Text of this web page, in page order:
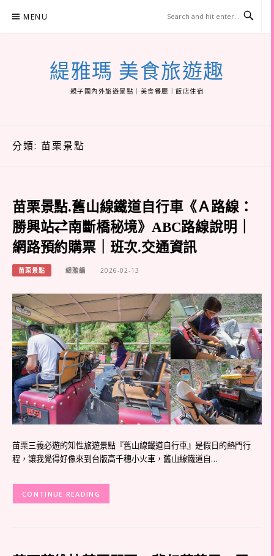
MENU
緹雅瑪 美食旅遊趣
親子國內外旅遊景點｜美食餐廳｜飯店住宿
分類: 苗栗景點
苗栗景點.舊山線鐵道自行車《Ａ路線：
勝興站⇄南斷橋秘境》ABC路線說明｜
網路預約購票｜班次.交通資訊
苗栗景點 緹雅編 2026-02-13
苗栗三義必遊的知性旅遊景點『舊山線鐵道自行車』是假日的熱門行
程，讓我覺得好像來到台版高千穗小火車，舊山線鐵道自…
CONTINUE READING